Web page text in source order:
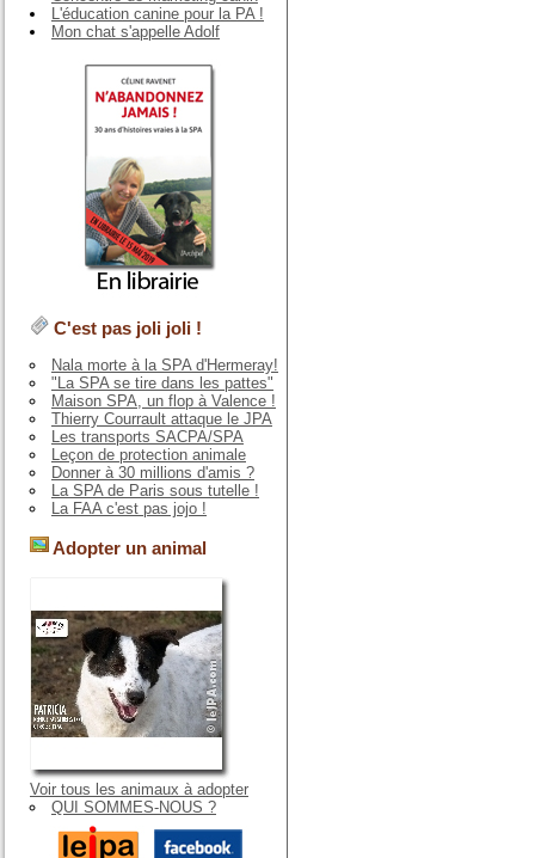
L'éducation canine pour la PA !
Mon chat s'appelle Adolf
C'est pas joli joli !
Nala morte à la SPA d'Hermeray!
"La SPA se tire dans les pattes"
Maison SPA, un flop à Valence !
Thierry Courrault attaque le JPA
Les transports SACPA/SPA
Leçon de protection animale
Donner à 30 millions d'amis ?
La SPA de Paris sous tutelle !
La FAA c'est pas jojo !
Adopter un animal
Voir tous les animaux à adopter
QUI SOMMES-NOUS ?